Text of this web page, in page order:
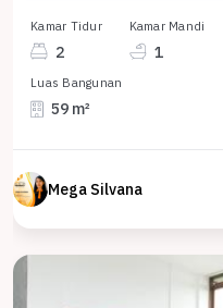
Kamar Tidur
2
Kamar Mandi
1
Luas Bangunan
59 m²
Mega Silvana